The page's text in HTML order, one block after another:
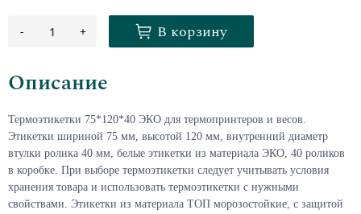
- 1 + В корзину
Описание
Термоэтикетки 75*120*40 ЭКО для термопринтеров и весов.
Этикетки шириной 75 мм, высотой 120 мм, внутренний диаметр
втулки ролика 40 мм, белые этикетки из материала ЭКО, 40 роликов
в коробке. При выборе термоэтикетки следует учитывать условия
хранения товара и использовать термоэтикетки с нужными
свойствами. Этикетки из материала ТОП морозостойкие, с защитой